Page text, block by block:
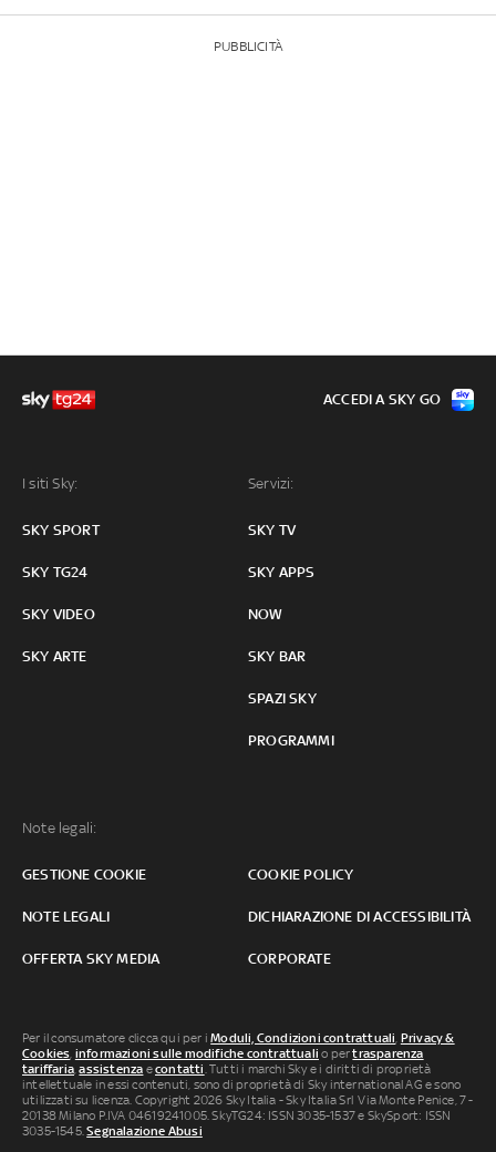
PUBBLICITÀ
I siti Sky:
SKY SPORT
SKY TG24
SKY VIDEO
SKY ARTE
Servizi:
SKY TV
SKY APPS
NOW
SKY BAR
SPAZI SKY
PROGRAMMI
Note legali:
GESTIONE COOKIE COOKIE POLICY
NOTE LEGALI DICHIARAZIONE DI ACCESSIBILITÀ
OFFERTA SKY MEDIA CORPORATE
ACCEDI A SKY GO
Per il consumatore clicca qui per iModuli, Condizioni contrattuali, Privacy &
Cookies, informazioni sulle modifiche contrattuali o pertrasparenza
tariffaria,assistenza econtatti. Tutti i marchi Sky e i diritti di proprietà
intellettuale in essi contenuti, sono di proprietà di Sky international AG e sono
utilizzati su licenza. Copyright 2026 Sky Italia - Sky Italia Srl Via Monte Penice, 7 -
20138 Milano P.IVA 04619241005. SkyTG24: ISSN 3035-1537 e SkySport: ISSN
3035-1545.Segnalazione Abusi